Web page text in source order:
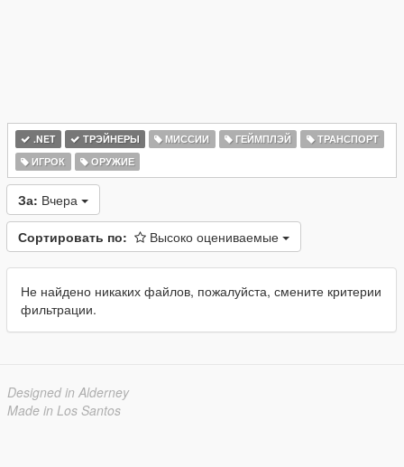
.NET ТРЭЙНЕРЫ МИССИИ ГЕЙМПЛЭЙ
ТРАНСПОРТ
ИГРОК
ОРУЖИЕ
За: Вчера
Сортировать по: Высоко оцениваемые
Не найдено никаких файлов, пожалуйста, смените критерии
фильтрации.
Designed in Alderney
Made in Los Santos